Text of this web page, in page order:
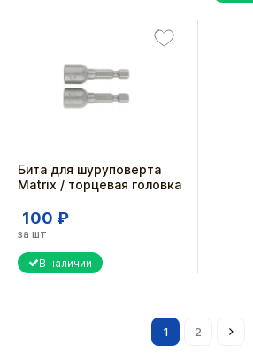
Бита для шуруповерта
Matrix / торцевая головка
100 ₽
за шт
В наличии
1 2